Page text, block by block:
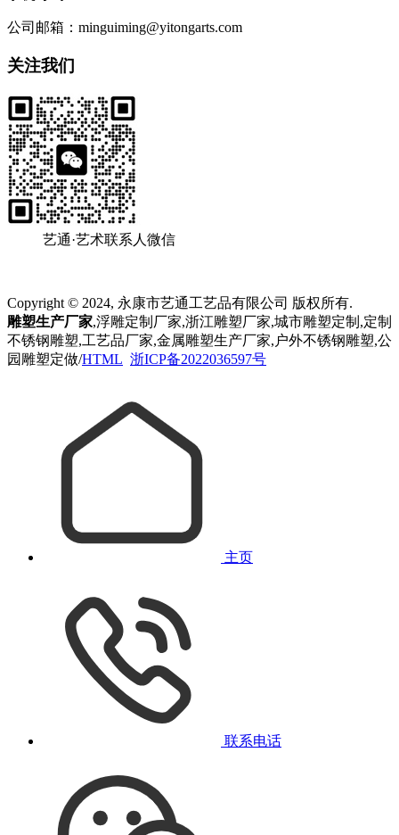
公司邮箱：minguiming@yitongarts.com
关注我们
艺通·艺术联系人微信
Copyright © 2024, 永康市艺通工艺品有限公司 版权所有.
雕塑生产厂家,浮雕定制厂家,浙江雕塑厂家,城市雕塑定制,定制
不锈钢雕塑,工艺品厂家,金属雕塑生产厂家,户外不锈钢雕塑,公
园雕塑定做/HTML 浙ICP备2022036597号
主页
联系电话